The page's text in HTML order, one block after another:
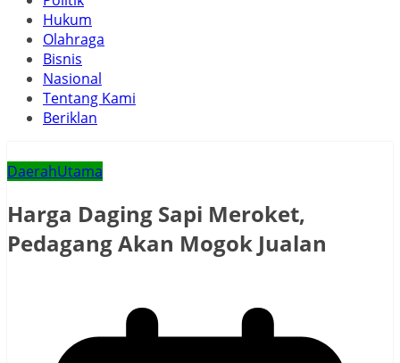
Hukum
Olahraga
Bisnis
Nasional
Tentang Kami
Beriklan
DaerahUtama
Harga Daging Sapi Meroket,
Pedagang Akan Mogok Jualan